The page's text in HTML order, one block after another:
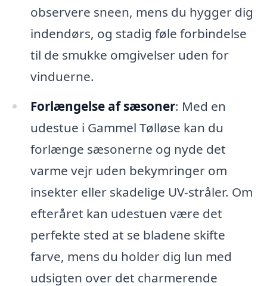
observere sneen, mens du hygger dig
indendørs, og stadig føle forbindelse
til de smukke omgivelser uden for
vinduerne.
Forlængelse af sæsoner: Med en
udestue i Gammel Tølløse kan du
forlænge sæsonerne og nyde det
varme vejr uden bekymringer om
insekter eller skadelige UV-stråler. Om
efteråret kan udestuen være det
perfekte sted at se bladene skifte
farve, mens du holder dig lun med
udsigten over det charmerende